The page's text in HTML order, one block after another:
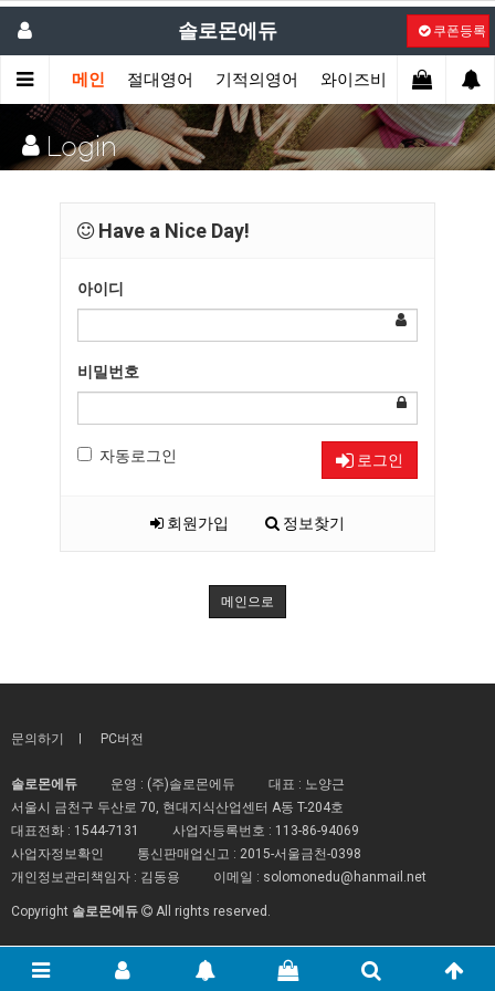
솔로몬에듀 쿠폰등록
메인 절대영어 기적의영어 와이즈비 액션잉글
Login
Have a Nice Day!
아이디
비밀번호
자동로그인 로그인
회원가입 정보찾기
메인으로
문의하기 PC버전
솔로몬에듀 운영 : (주)솔로몬에듀
대표 : 노양근
서울시 금천구 두산로 70, 현대지식산업센터 A동 T-204호
대표전화 : 1544-7131 사업자등록번호 : 113-86-94069
사업자정보확인
통신판매업신고 : 2015-서울금천-0398
개인정보관리책임자 : 김동용
이메일 : solomonedu@hanmail.net
Copyright 솔로몬에듀 All rights reserved.